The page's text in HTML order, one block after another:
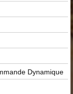
Dynamique